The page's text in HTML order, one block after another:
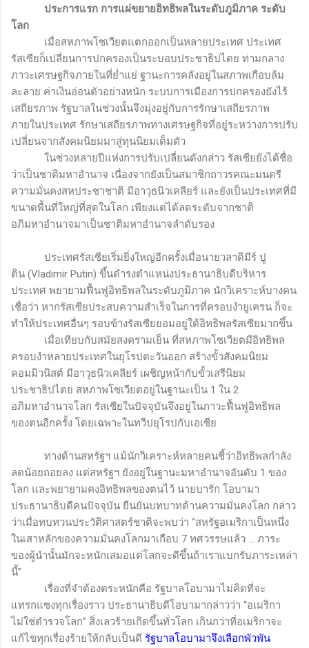
ประการแรก การแผ่ขยายอิทธิพลในระดับภูมิภาค ระดับ
โลก
เมื่อสหภาพโซเวียตแตกออกเป็นหลายประเทศ ประเทศ
รัสเซียก็เปลี่ยนการปกครองเป็นระบอบประชาธิปไตย ท่ามกลาง
ภาวะเศรษฐกิจภายในที่ย่ำแย่ ฐานะการคลังอยู่ในสภาพเกือบล้ม
ละลาย ค่าเงินอ่อนตัวอย่างหนัก ระบบการเมืองการปกครองยังไร้
เสถียรภาพ รัฐบาลในช่วงนั้นจึงมุ่งอยู่กับการรักษาเสถียรภาพ
ภายในประเทศ รักษาเสถียรภาพทางเศรษฐกิจที่อยู่ระหว่างการปรับ
เปลี่ยนจากสังคมนิยมมาสู่ทุนนิยมเต็มตัว
ในช่วงหลายปีแห่งการปรับเปลี่ยนดังกล่าว รัสเซียยังได้ชื่อ
ว่าเป็นชาติมหาอำนาจ เนื่องจากยังเป็นสมาชิกถาวรคณะมนตรี
ความมั่นคงสหประชาชาติ มีอาวุธนิวเคลียร์ และยังเป็นประเทศที่มี
ขนาดพื้นที่ใหญ่ที่สุดในโลก เพียงแต่ได้ลดระดับจากชาติ
อภิมหาอำนาจมาเป็นชาติมหาอำนาจลำดับรอง
ประเทศรัสเซียเริ่มยิ่งใหญ่อีกครั้งเมื่อนายวลาดิมีร์ ปู
ติน (Vladimir Putin) ขึ้นดำรงตำแหน่งประธานาธิบดีบริหาร
ประเทศ พยายามฟื้นฟูอิทธิพลในระดับภูมิภาค นักวิเคราะห์บางคน
เชื่อว่า หากรัสเซียประสบความสำเร็จในการที่ครอบงำยูเครน ก็จะ
ทำให้ประเทศอื่นๆ รอบข้างรัสเซียยอมอยู่ใต้อิทธิพลรัสเซียมากขึ้น
เมื่อเทียบกับสมัยสงครามเย็น ที่สหภาพโซเวียตมีอิทธิพล
ครอบงำหลายประเทศในยุโรปตะวันออก สร้างขั้วสังคมนิยม
คอมมิวนิสต์ มีอาวุธนิวเคลียร์ เผชิญหน้ากับขั้วเสรีนิยม
ประชาธิปไตย สหภาพโซเวียตอยู่ในฐานะเป็น 1 ใน 2
อภิมหาอำนาจโลก รัสเซียในปัจจุบันจึงอยู่ในภาวะฟื้นฟูอิทธิพล
ของตนอีกครั้ง โดยเฉพาะในทวีปยุโรปกับเอเชีย
ทางด้านสหรัฐฯ แม้นักวิเคราะห์หลายคนชี้ว่าอิทธิพลกำลัง
ลดน้อยถอยลง แต่สหรัฐฯ ยังอยู่ในฐานะมหาอำนาจอันดับ 1 ของ
โลก และพยายามคงอิทธิพลของตนไว้ นายบารัก โอบามา
ประธานาธิบดีคนปัจจุบัน ยืนยันบทบาทด้านความมั่นคงโลก กล่าว
ว่าเมื่อทบทวนประวัติศาสตร์ชาติจะพบว่า “สหรัฐอเมริกาเป็นหนึ่ง
ในเสาหลักของความมั่นคงโลกมาเกือบ 7 ทศวรรษแล้ว ... ภาระ
ของผู้นำนั้นมักจะหนักเสมอแต่โลกจะดีขึ้นถ้าเราแบกรับภาระเหล่า
นี้”
เรื่องที่จำต้องตระหนักคือ รัฐบาลโอบามาไม่คิดที่จะ
แทรกแซงทุกเรื่องราว ประธานาธิบดีโอบามากล่าวว่า “อเมริกา
ไม่ใช่ตำรวจโลก” สิ่งเลวร้ายเกิดขึ้นทั่วโลก เกินกว่าที่อเมริกาจะ
แก้ไขทุกเรื่องร้ายให้กลับเป็นดี รัฐบาลโอบามาจึงเลือกพัวพัน